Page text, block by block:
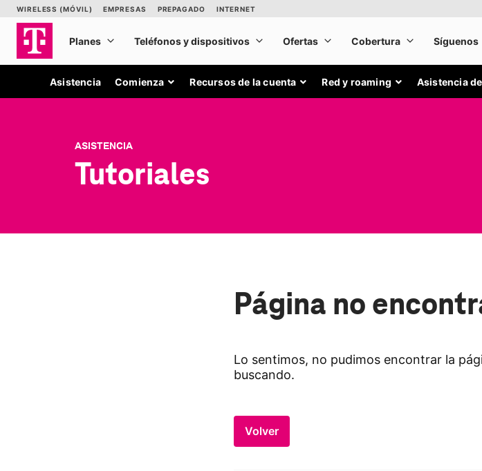
Asistencia Comienza Recursos de la cuenta Red y roaming Asistencia
ASISTENCIA
Tutoriales